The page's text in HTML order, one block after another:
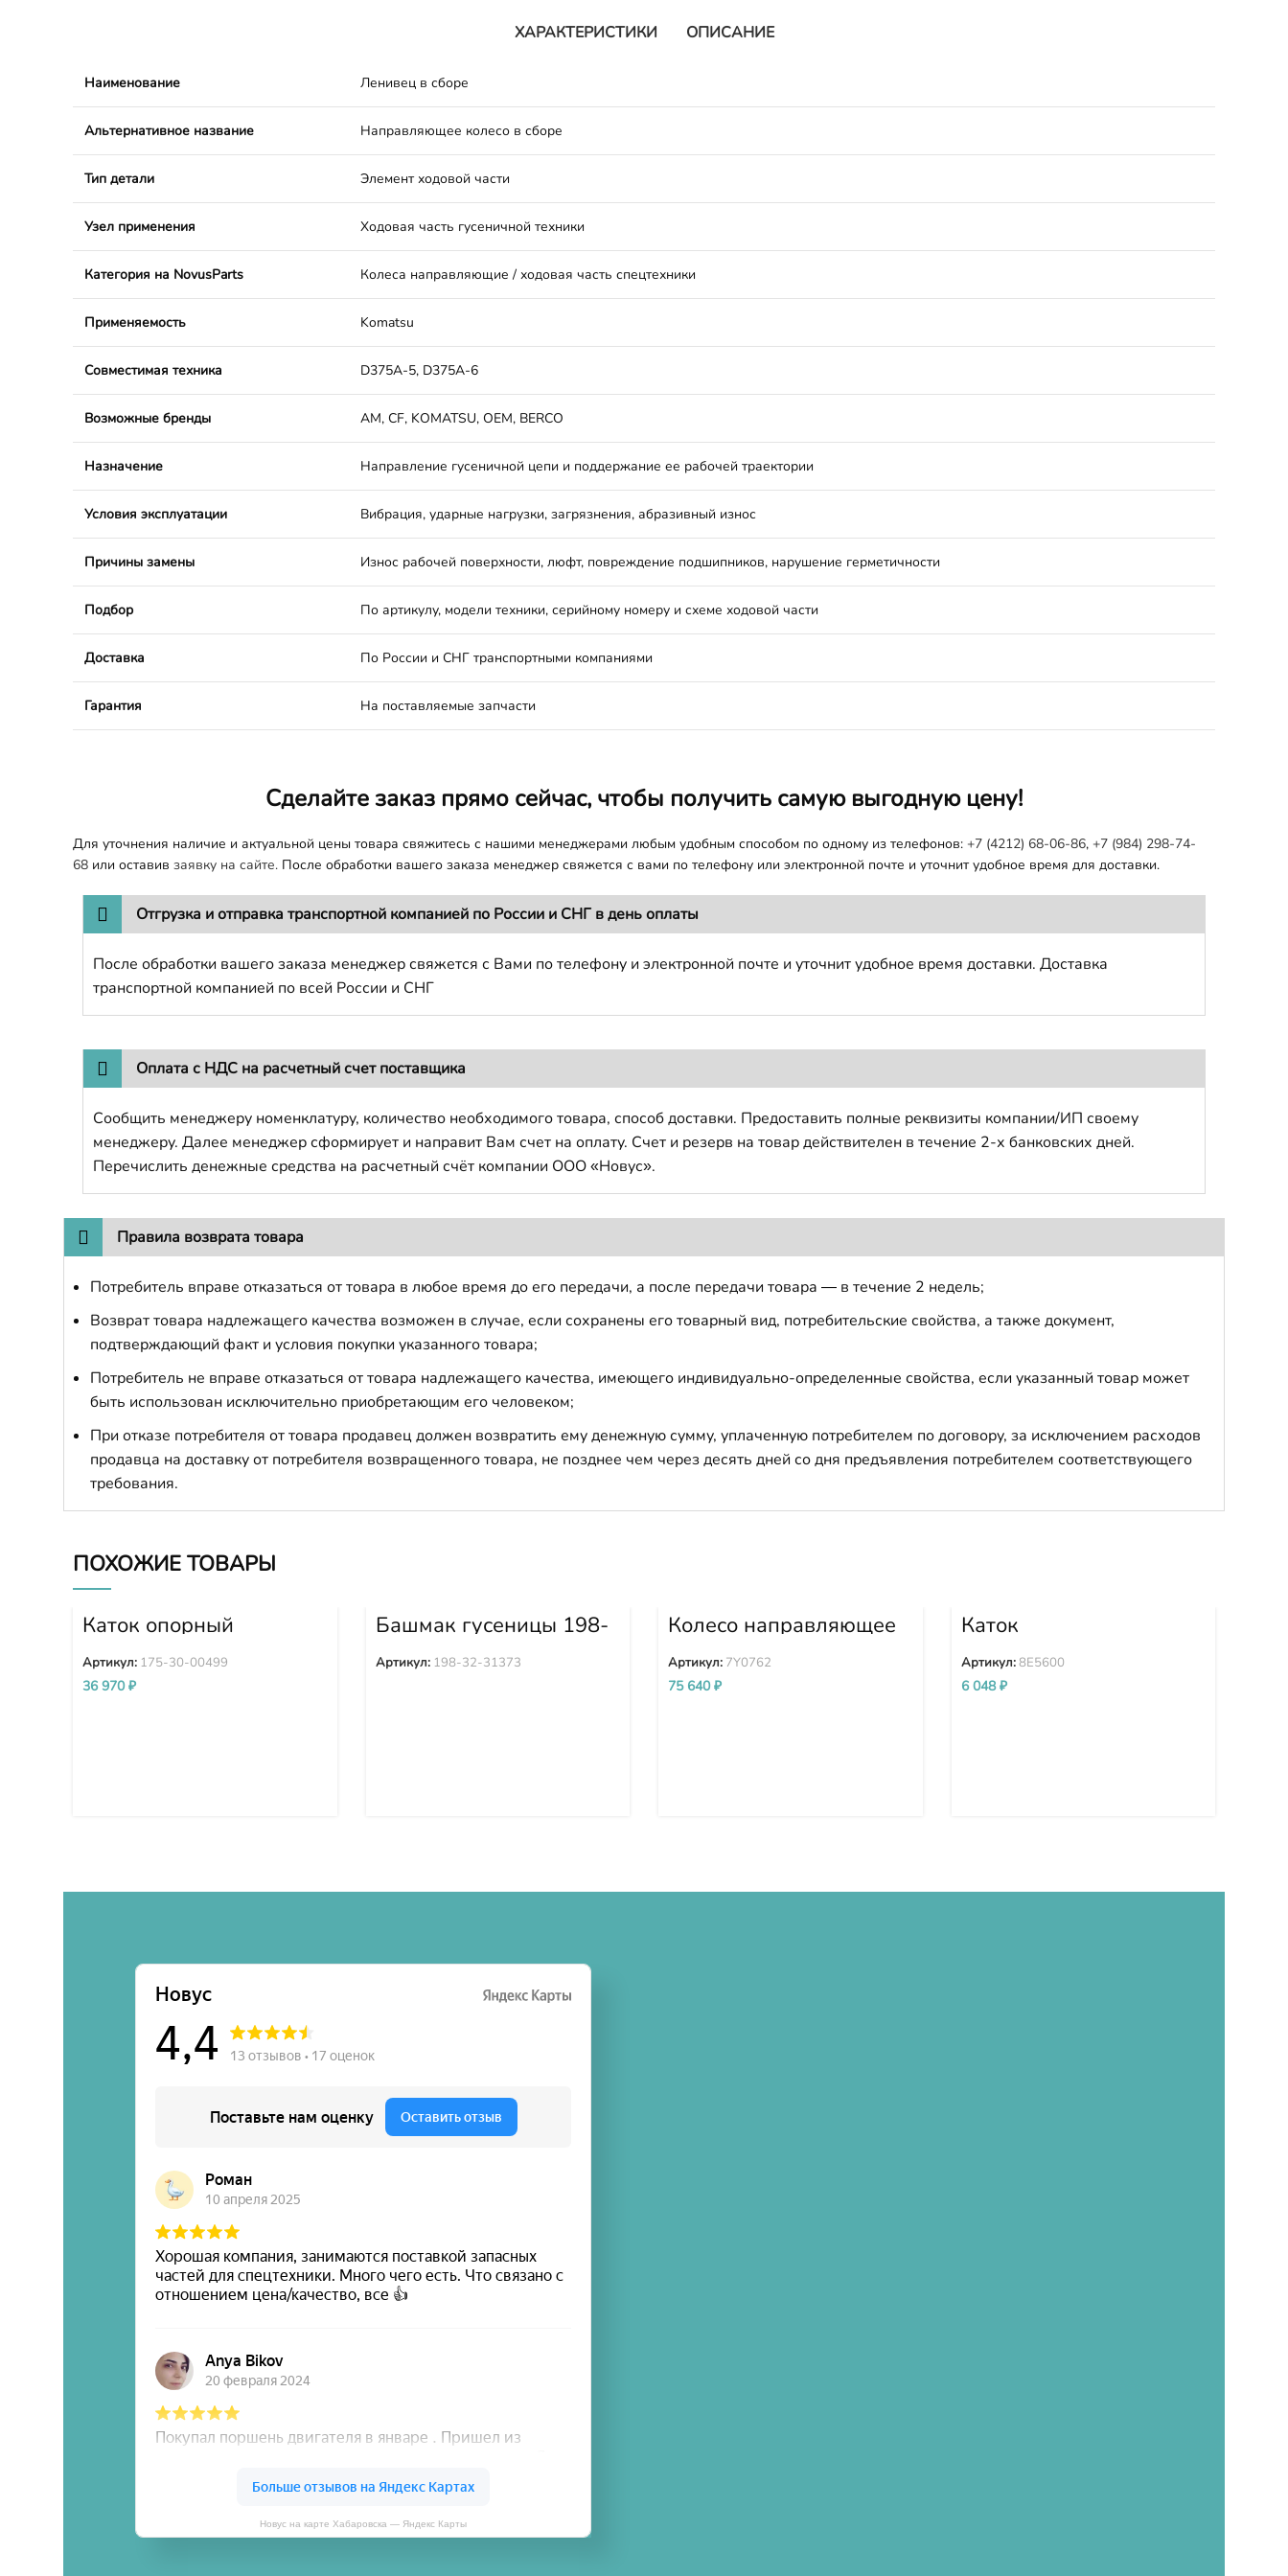
ХАРАКТЕРИСТИКИ ОПИСАНИЕ
Наименование Ленивец в сборе
Альтернативное название Направляющее колесо в сборе
Тип детали Элемент ходовой части
Узел применения Ходовая часть гусеничной техники
Категория на NovusParts Колеса направляющие / ходовая часть спецтехники
Применяемость Komatsu
Совместимая техника D375A-5, D375A-6
Возможные бренды AM, CF, KOMATSU, OEM, BERCO
Назначение Направление гусеничной цепи и поддержание ее рабочей траектории
Условия эксплуатации Вибрация, ударные нагрузки, загрязнения, абразивный износ
Причины замены Износ рабочей поверхности, люфт, повреждение подшипников, нарушение герметичности
Подбор По артикулу, модели техники, серийному номеру и схеме ходовой части
Доставка По России и СНГ транспортными компаниями
Гарантия На поставляемые запчасти
Сделайте заказ прямо сейчас, чтобы получить самую выгодную цену!
Для уточнения наличие и актуальной цены товара свяжитесь с нашими менеджерами любым удобным способом по одному из телефонов: +7 (4212) 68-06-86, +7 (984) 298-74-
68 или оставив заявку на сайте. После обработки вашего заказа менеджер свяжется с вами по телефону или электронной почте и уточнит удобное время для доставки.
Отгрузка и отправка транспортной компанией по России и СНГ в день оплаты
После обработки вашего заказа менеджер свяжется с Вами по телефону и электронной почте и уточнит удобное время доставки. Доставка
транспортной компанией по всей России и СНГ
Оплата с НДС на расчетный счет поставщика
Сообщить менеджеру номенклатуру, количество необходимого товара, способ доставки. Предоставить полные реквизиты компании/ИП своему
менеджеру. Далее менеджер сформирует и направит Вам счет на оплату. Счет и резерв на товар действителен в течение 2-х банковских дней.
Перечислить денежные средства на расчетный счёт компании ООО «Новус».
Правила возврата товара
Потребитель вправе отказаться от товара в любое время до его передачи, а после передачи товара — в течение 2 недель;
Возврат товара надлежащего качества возможен в случае, если сохранены его товарный вид, потребительские свойства, а также документ,
подтверждающий факт и условия покупки указанного товара;
Потребитель не вправе отказаться от товара надлежащего качества, имеющего индивидуально-определенные свойства, если указанный товар может
быть использован исключительно приобретающим его человеком;
При отказе потребителя от товара продавец должен возвратить ему денежную сумму, уплаченную потребителем по договору, за исключением расходов
продавца на доставку от потребителя возвращенного товара, не позднее чем через десять дней со дня предъявления потребителем соответствующего
требования.
ПОХОЖИЕ ТОВАРЫ
Каток опорный
двубортный 175-30-
00499
Артикул: 175-30-00499
36 970₽
Башмак гусеницы 198-
32-31373
Артикул: 198-32-31373
Колесо направляющее
7Y0762
Артикул: 7Y0762
75 640₽
Каток
поддерживающий
8E5600
Артикул:8E5600
6 048₽
Новус на карте Хабаровска — Яндекс Карты